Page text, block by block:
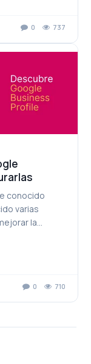
0 737
conocido
varias
la
con los
0 710